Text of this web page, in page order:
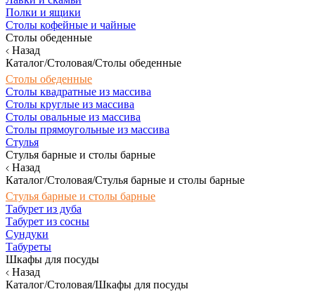
Полки и ящики
Столы кофейные и чайные
Столы обеденные
Назад
Каталог/Столовая/Столы обеденные
Столы обеденные
Столы квадратные из массива
Столы круглые из массива
Столы овальные из массива
Столы прямоугольные из массива
Стулья
Стулья барные и столы барные
Назад
Каталог/Столовая/Стулья барные и столы барные
Стулья барные и столы барные
Табурет из дуба
Табурет из сосны
Сундуки
Табуреты
Шкафы для посуды
Назад
Каталог/Столовая/Шкафы для посуды